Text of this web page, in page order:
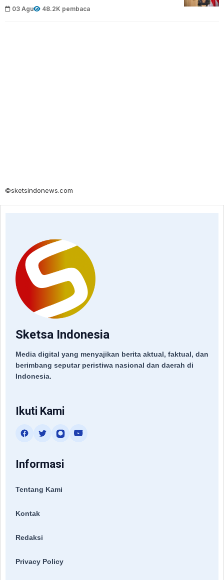
03 Agu 48.2K pembaca
©sketsindonews.com
Sketsa Indonesia
Media digital yang menyajikan berita aktual, faktual, dan
berimbang seputar peristiwa nasional dan daerah di
Indonesia.
Ikuti Kami
Informasi
Tentang Kami
Kontak
Redaksi
Privacy Policy